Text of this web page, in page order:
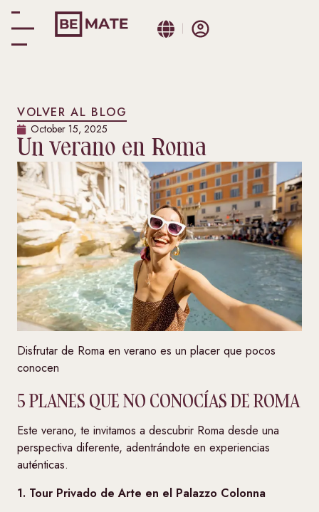
VOLVER AL BLOG
October 15, 2025
Un verano en Roma
Disfrutar de Roma en verano es un placer que pocos
conocen
5 PLANES QUE NO CONOCÍAS DE ROMA
Este verano, te invitamos a descubrir Roma desde una
perspectiva diferente, adentrándote en experiencias
auténticas.
1. Tour Privado de Arte en el Palazzo Colonna